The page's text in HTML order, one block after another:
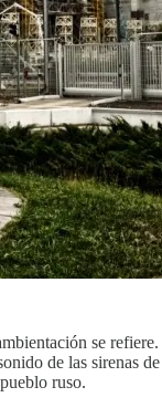
se
de las sirenas
ruso.